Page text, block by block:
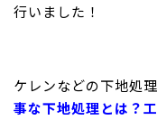
行いました！
ケレンなどの下地処
事な下地処理とは？